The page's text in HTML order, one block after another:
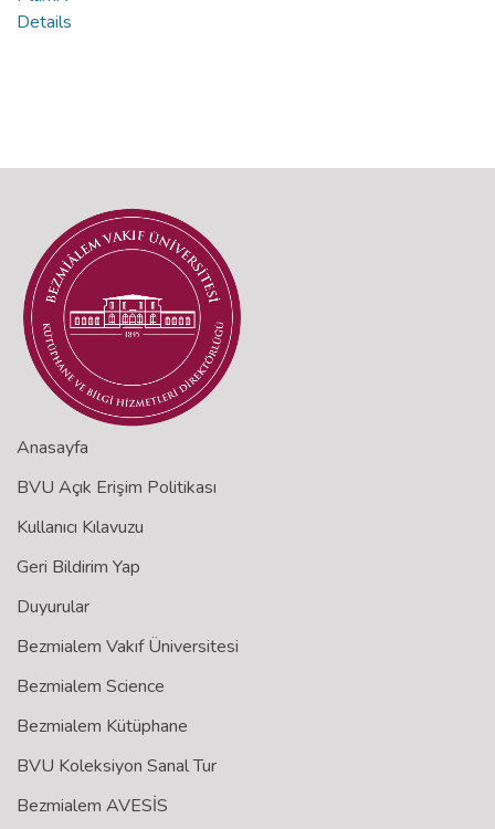
Details
Anasayfa
BVU Açık Erişim Politikası
Kullanıcı Kılavuzu
Geri Bildirim Yap
Duyurular
Bezmialem Vakıf Üniversitesi
Bezmialem Science
Bezmialem Kütüphane
BVU Koleksiyon Sanal Tur
Bezmialem AVESİS